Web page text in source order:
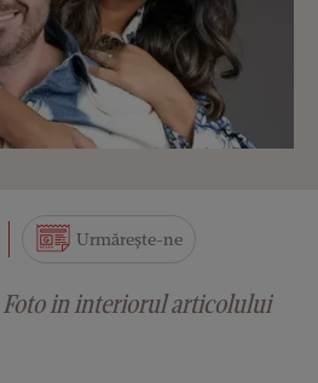
Urmărește-ne
Foto in interiorul articolului